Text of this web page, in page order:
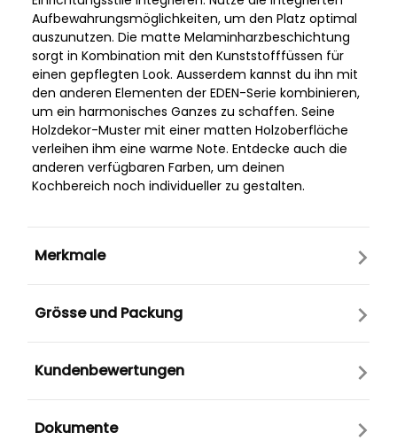
Aufbewahrungsmöglichkeiten, um den Platz optimal
auszunutzen. Die matte Melaminharzbeschichtung
sorgt in Kombination mit den Kunststofffüssen für
einen gepflegten Look. Ausserdem kannst du ihn mit
den anderen Elementen der EDEN-Serie kombinieren,
um ein harmonisches Ganzes zu schaffen. Seine
Holzdekor-Muster mit einer matten Holzoberfläche
verleihen ihm eine warme Note. Entdecke auch die
anderen verfügbaren Farben, um deinen
Kochbereich noch individueller zu gestalten.
Merkmale
Grösse und Packung
Kundenbewertungen
Dokumente